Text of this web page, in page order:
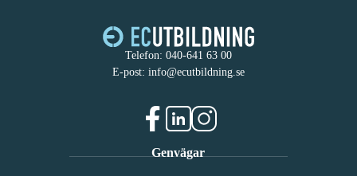
Telefon: 040-641 63 00
E-post: info@ecutbildning.se
a
i
n
Genvägar